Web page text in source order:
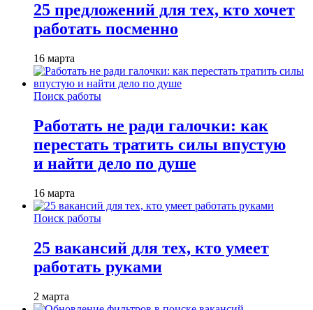
25 предложений для тех, кто хочет
работать посменно
16 марта
Поиск работы
Работать не ради галочки: как
перестать тратить силы впустую
и найти дело по душе
16 марта
Поиск работы
25 вакансий для тех, кто умеет
работать руками
2 марта